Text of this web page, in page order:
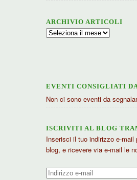
ARCHIVIO ARTICOLI
Archivio
EVENTI CONSIGLIATI
Non ci sono eventi da
ISCRIVITI AL BLOG
Inserisci il tuo indirizzo e-
blog, e ricevere via e-mail le
Indirizzo